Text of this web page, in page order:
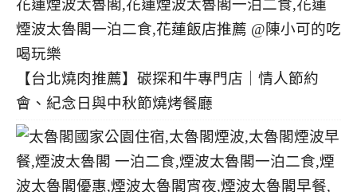
【台北燒肉推薦】碳探和牛專門店｜情人節約
會、紀念日與中秋節燒烤餐廳